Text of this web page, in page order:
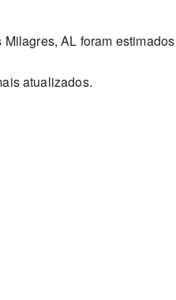
AL foram estimados
atualizados.